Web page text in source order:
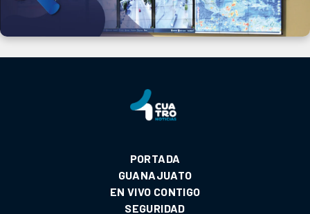
PORTADA
GUANAJUATO
EN VIVO CONTIGO
SEGURIDAD